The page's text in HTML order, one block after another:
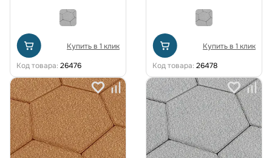
Купить в 1 клик
Код товара: 26476
Купить в 1 клик
Код товара: 26478